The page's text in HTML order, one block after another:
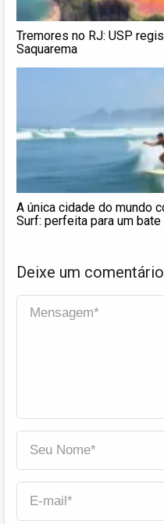
Tremores no RJ: USP
Saquarema
A única cidade do mundo
Surf: perfeita para um
Deixe um comentário